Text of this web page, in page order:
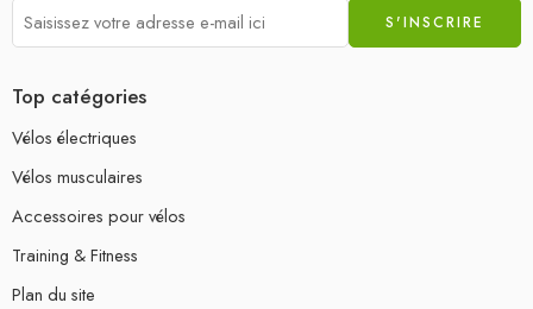
Top catégories
Vélos électriques
Vélos musculaires
Accessoires pour vélos
Training & Fitness
Plan du site